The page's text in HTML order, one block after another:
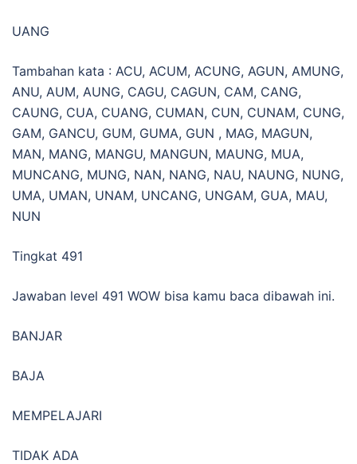
UANG
Tambahan kata : ACU, ACUM, ACUNG, AGUN, AMUNG,
ANU, AUM, AUNG, CAGU, CAGUN, CAM, CANG,
CAUNG, CUA, CUANG, CUMAN, CUN, CUNAM, CUNG,
GAM, GANCU, GUM, GUMA, GUN , MAG, MAGUN,
MAN, MANG, MANGU, MANGUN, MAUNG, MUA,
MUNCANG, MUNG, NAN, NANG, NAU, NAUNG, NUNG,
UMA, UMAN, UNAM, UNCANG, UNGAM, GUA, MAU,
NUN
Tingkat 491
Jawaban level 491 WOW bisa kamu baca dibawah ini.
BANJAR
BAJA
MEMPELAJARI
TIDAK ADA